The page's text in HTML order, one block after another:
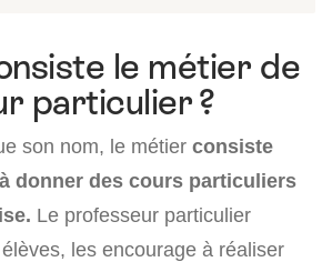
le métier de
particulier ?
son nom, le métier consiste
donner des cours particuliers
Le professeur particulier
les encourage à réaliser